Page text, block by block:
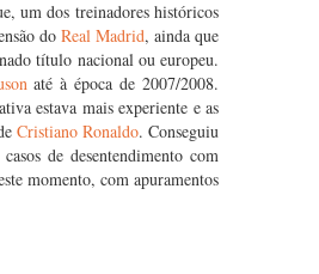
um dos treinadores históricos
do Real Madrid, ainda que
título nacional ou europeu.
até à época de 2007/2008.
estava mais experiente e as
Cristiano Ronaldo. Conseguiu
de desentendimento com
momento, com apuramentos